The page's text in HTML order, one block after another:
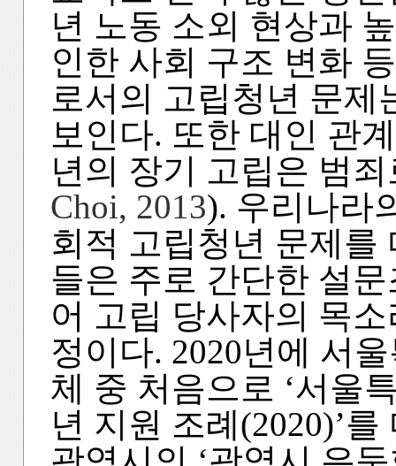
년 노동 소외 현상과
인한 사회 구조 변화
로서의 고립청년 문제
보인다. 또한 대인 관
년의 장기 고립은 범
Choi, 2013). 우리나라
회적 고립청년 문제를
들은 주로 간단한 설
어 고립 당사자의 목
정이다. 2020년에 서
체 중 처음으로 ‘서울
년 지원 조례(2020)’